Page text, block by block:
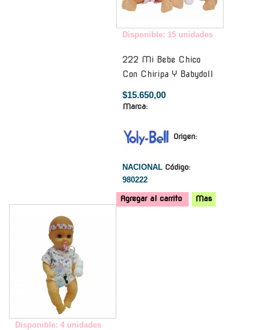
Disponible: 15 unidades
222 Mi Bebe Chico
Con Chiripa Y Babydoll
$15.650,00
Marca:
Origen:
NACIONAL Código:
980222
Agregar al carrito
Mas
Disponible: 4 unidades